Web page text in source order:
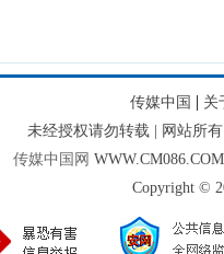
传媒中国 | 关
未经授权请勿转载 | 网站所
传媒中国网
Copyright ©